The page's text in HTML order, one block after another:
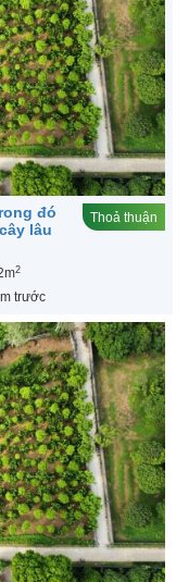
đó
lâu
Thoả thuận
2
trước